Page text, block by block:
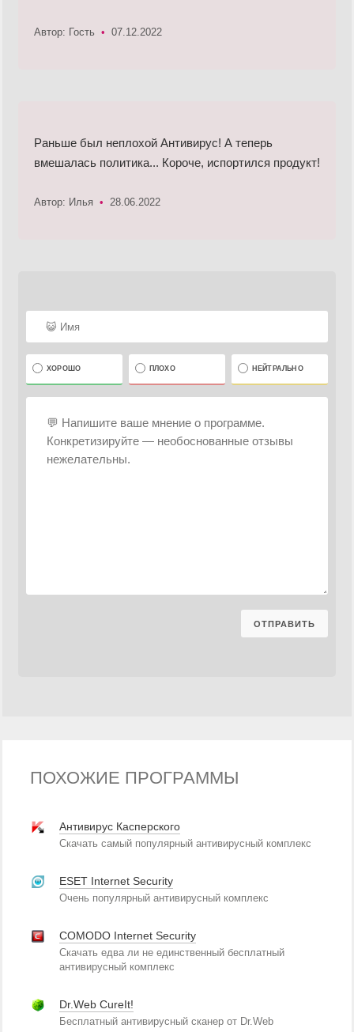
Автор: Гость • 07.12.2022
Раньше был неплохой Антивирус! А теперь
вмешалась политика... Короче, испортился продукт!
Автор: Илья • 28.06.2022
ХОРОШО ПЛОХО НЕЙТРАЛЬНО
ПОХОЖИЕ ПРОГРАММЫ
Антивирус Касперского
Скачать самый популярный антивирусный комплекс
ESET Internet Security
Очень популярный антивирусный комплекс
COMODO Internet Security
Скачать едва ли не единственный бесплатный
антивирусный комплекс
Dr.Web CureIt!
Бесплатный антивирусный сканер от Dr.Web